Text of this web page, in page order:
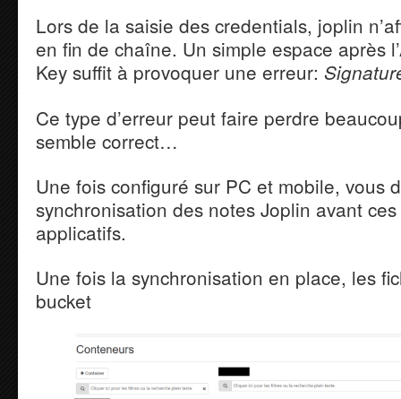
Lors de la saisie des credentials, joplin
en fin de chaîne. Un simple espace après
Key suffit à provoquer une erreur:
Ce type d’erreur peut faire perdre
semble correct…
Une fois configuré sur PC et mobile, vous
synchronisation des notes Joplin avant
applicatifs.
Une fois la synchronisation en place, les
bucket